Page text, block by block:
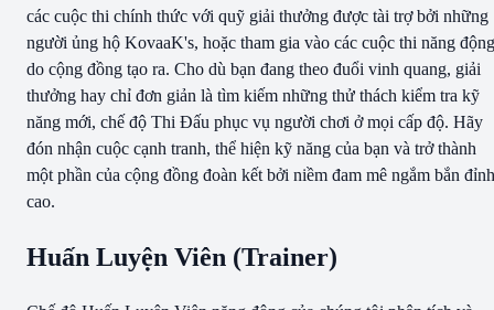
các cuộc thi chính thức với quỹ giải thưởng được tài trợ bởi những
người ủng hộ KovaaK's, hoặc tham gia vào các cuộc thi năng động
do cộng đồng tạo ra. Cho dù bạn đang theo đuổi vinh quang, giải
thưởng hay chỉ đơn giản là tìm kiếm những thử thách kiểm tra kỹ
năng mới, chế độ Thi Đấu phục vụ người chơi ở mọi cấp độ. Hãy
đón nhận cuộc cạnh tranh, thể hiện kỹ năng của bạn và trở thành
một phần của cộng đồng đoàn kết bởi niềm đam mê ngắm bắn đỉnh
cao.
Huấn Luyện Viên (Trainer)